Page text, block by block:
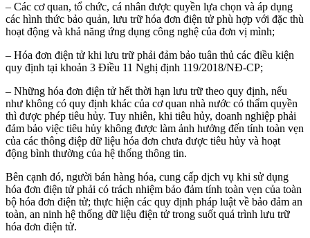
– Các cơ quan, tổ chức, cá nhân được quyền lựa chọn và áp dụng
các hình thức bảo quản, lưu trữ hóa đơn điện tử phù hợp với đặc thù
hoạt động và khả năng ứng dụng công nghệ của đơn vị mình;
– Hóa đơn điện tử khi lưu trữ phải đảm bảo tuân thủ các điều kiện
quy định tại khoản 3 Điều 11 Nghị định 119/2018/NĐ-CP;
– Những hóa đơn điện tử hết thời hạn lưu trữ theo quy định, nếu
như không có quy định khác của cơ quan nhà nước có thẩm quyền
thì được phép tiêu hủy. Tuy nhiên, khi tiêu hủy, doanh nghiệp phải
đảm bảo việc tiêu hủy không được làm ảnh hưởng đến tính toàn vẹn
của các thông điệp dữ liệu hóa đơn chưa được tiêu hủy và hoạt
động bình thường của hệ thống thông tin.
Bên cạnh đó, người bán hàng hóa, cung cấp dịch vụ khi sử dụng
hóa đơn điện tử phải có trách nhiệm bảo đảm tính toàn vẹn của toàn
bộ hóa đơn điện tử; thực hiện các quy định pháp luật về bảo đảm an
toàn, an ninh hệ thống dữ liệu điện tử trong suốt quá trình lưu trữ
hóa đơn điện tử.